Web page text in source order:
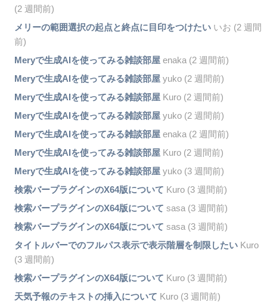
(2 週間前)
メリーの範囲選択の起点と終点に目印をつけたいいお (2 週間
前)
Meryで生成AIを使ってみる雑談部屋enaka (2 週間前)
Meryで生成AIを使ってみる雑談部屋yuko (2 週間前)
Meryで生成AIを使ってみる雑談部屋Kuro (2 週間前)
Meryで生成AIを使ってみる雑談部屋yuko (2 週間前)
Meryで生成AIを使ってみる雑談部屋enaka (2 週間前)
Meryで生成AIを使ってみる雑談部屋Kuro (2 週間前)
Meryで生成AIを使ってみる雑談部屋yuko (3 週間前)
検索バープラグインのX64版について Kuro (3 週間前)
検索バープラグインのX64版について sasa (3 週間前)
検索バープラグインのX64版について sasa (3 週間前)
タイトルバーでのフルパス表示で表示階層を制限したいKuro
(3 週間前)
検索バープラグインのX64版について Kuro (3 週間前)
天気予報のテキストの挿入について Kuro (3 週間前)